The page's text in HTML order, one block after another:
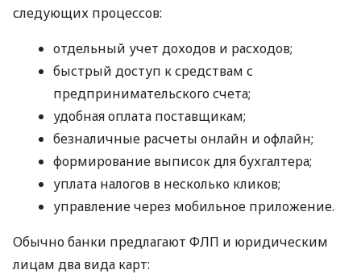
следующих процессов:
отдельный учет доходов и расходов;
быстрый доступ к средствам с
предпринимательского счета;
удобная оплата поставщикам;
безналичные расчеты онлайн и офлайн;
формирование выписок для бухгалтера;
уплата налогов в несколько кликов;
управление через мобильное приложение.
Обычно банки предлагают ФЛП и юридическим
лицам два вида карт: